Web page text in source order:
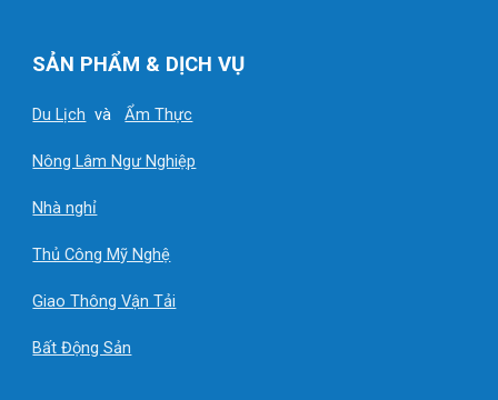
SẢN PHẨM & DỊCH VỤ
Du Lịch vàẨm Thực
Nông Lâm Ngư Nghiệp
Nhà nghỉ
Thủ Công Mỹ Nghệ
Giao Thông Vận Tải
Bất Động Sản